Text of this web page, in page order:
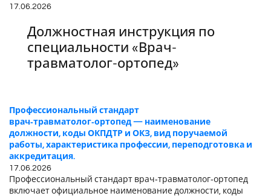
17.06.2026
Должностная инструкция по
специальности «Врач-
травматолог-ортопед»
Профессиональный стандарт
врач‑травматолог‑ортопед — наименование
должности, коды ОКПДТР и ОКЗ, вид поручаемой
работы, характеристика профессии, переподготовка и
аккредитация.
17.06.2026
Профессиональный стандарт врач‑травматолог‑ортопед
включает официальное наименование должности, коды